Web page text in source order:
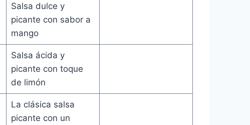
Salsa dulce y
picante con sabor a
mango
Salsa ácida y
picante con toque
de limón
La clásica salsa
picante con un